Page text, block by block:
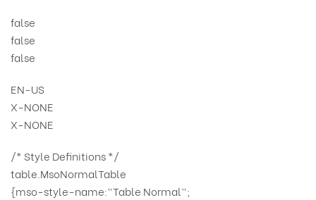
false
false
false
EN-US
X-NONE
X-NONE
/* Style Definitions */
table.MsoNormalTable
{mso-style-name:”Table Normal”;